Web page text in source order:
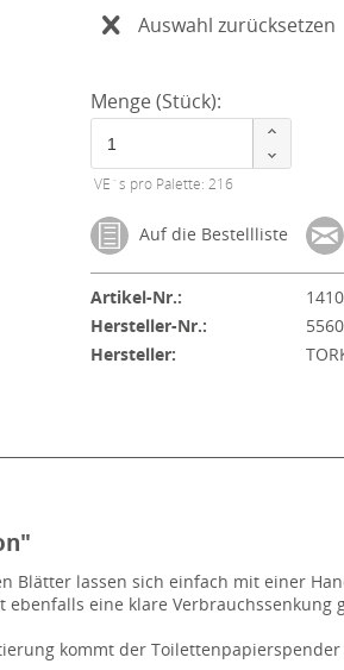
Auswahl zurücksetzen
Menge (Stück):
VE´s pro Palette: 216
Auf die Bestellliste
Artikel-Nr.:
Hersteller-Nr.:
Hersteller:
Blätter lassen sich einfach mit einer
eine klare Verbrauchssenkung
kommt der Toilettenpapierspender